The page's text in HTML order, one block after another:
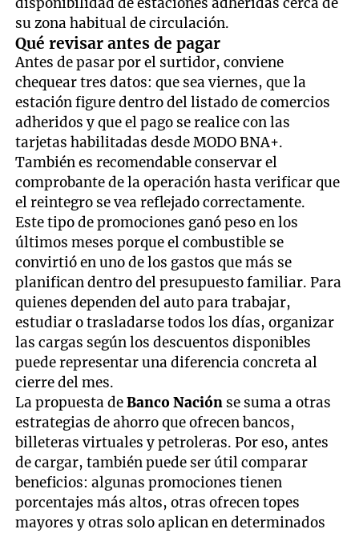
su zona habitual de circulación.
Qué revisar antes de pagar
Antes de pasar por el surtidor, conviene
chequear tres datos: que sea viernes, que la
estación figure dentro del listado de comercios
adheridos y que el pago se realice con las
tarjetas habilitadas desde MODO BNA+.
También es recomendable conservar el
comprobante de la operación hasta verificar que
el reintegro se vea reflejado correctamente.
Este tipo de promociones ganó peso en los
últimos meses porque el combustible se
convirtió en uno de los gastos que más se
planifican dentro del presupuesto familiar. Para
quienes dependen del auto para trabajar,
estudiar o trasladarse todos los días, organizar
las cargas según los descuentos disponibles
puede representar una diferencia concreta al
cierre del mes.
La propuesta deBanco Nación se suma a otras
estrategias de ahorro que ofrecen bancos,
billeteras virtuales y petroleras. Por eso, antes
de cargar, también puede ser útil comparar
beneficios: algunas promociones tienen
porcentajes más altos, otras ofrecen topes
mayores y otras solo aplican en determinados